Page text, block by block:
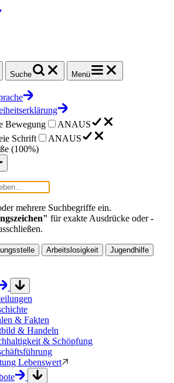
Suche Menü
Bewegung
ANAUS
Schrift
ANAUS
(100%)
mehrere Suchbegriffe ein.
für exakte Ausdrücke oder-
Arbeitslosigkeit
Jugendhilfe
& Fakten
& Handeln
& Schöpfung
Lebenswert